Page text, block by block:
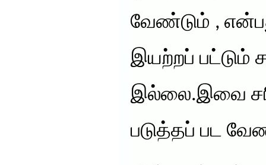
வேண்டும் ,
இயற்றப் பட்டும்
இல்லை.இவை
படுத்தப் பட